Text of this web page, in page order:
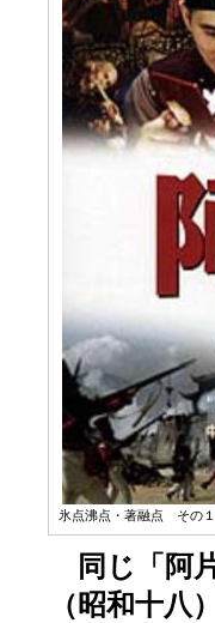
氷点沸点・著融点 その
同じ「阿
（昭和十八